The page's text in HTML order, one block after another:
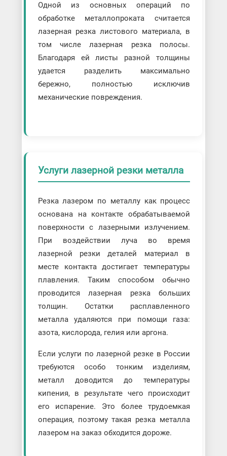
Одной из основных операций по
обработке металлопроката считается
лазерная резка листового материала, в
том числе лазерная резка полосы.
Благодаря ей листы разной толщины
удается разделить максимально
бережно, полностью исключив
механические повреждения.
Услуги лазерной резки металла
Резка лазером по металлу как процесс
основана на контакте обрабатываемой
поверхности с лазерными излучением.
При воздействии луча во время
лазерной резки деталей материал в
месте контакта достигает температуры
плавления. Таким способом обычно
проводится лазерная резка больших
толщин. Остатки расплавленного
металла удаляются при помощи газа:
азота, кислорода, гелия или аргона.
Если услуги по лазерной резке в России
требуются особо тонким изделиям,
металл доводится до температуры
кипения, в результате чего происходит
его испарение. Это более трудоемкая
операция, поэтому такая резка металла
лазером на заказ обходится дороже.